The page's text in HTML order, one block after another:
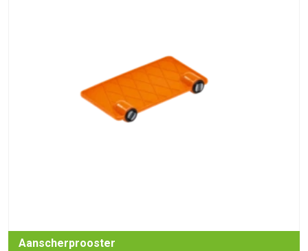
Aanscherprooster